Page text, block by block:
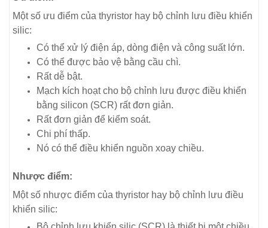
Một số ưu điểm của thyristor hay bộ chỉnh lưu điều khiển
silic:
Có thể xử lý điện áp, dòng điện và công suất lớn.
Có thể được bảo vệ bằng cầu chì.
Rất dễ bật.
Mạch kích hoạt cho bộ chỉnh lưu được điều khiển
bằng silicon (SCR) rất đơn giản.
Rất đơn giản để kiểm soát.
Chi phí thấp.
Nó có thể điều khiển nguồn xoay chiều.
Nhược điểm:
Một số nhược điểm của thyristor hay bộ chỉnh lưu điều
khiển silic: